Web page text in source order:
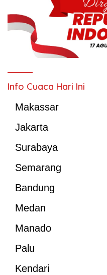
Info Cuaca Hari Ini
Makassar
Jakarta
Surabaya
Semarang
Bandung
Medan
Manado
Palu
Kendari